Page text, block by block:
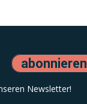
abonnieren
Newsletter!